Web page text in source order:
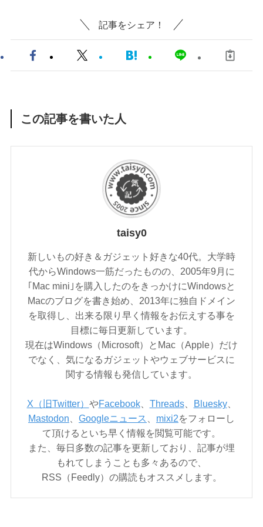
記事をシェア！
この記事を書いた人
taisy0
新しいもの好き＆ガジェット好きな40代。大学時
代からWindows一筋だったものの、2005年9月に
｢Mac mini｣を購入したのをきっかけにWindowsと
Macのブログを書き始め、2013年に独自ドメイン
を取得し、出来る限り早く情報をお伝えする事を
目標に毎日更新しています。
現在はWindows（Microsoft）とMac（Apple）だけ
でなく、気になるガジェットやウェブサービスに
関する情報も発信しています。
X（旧Twitter） やFacebook、 Threads、 Bluesky、
Mastodon
Googleニュース mixi2をフォローし
て頂けるといち早く情報を閲覧可能です。
また、毎日多数の記事を更新しており、記事が埋
もれてしまうことも多々あるので、
RSS（Feedly）の購読もオススメします。